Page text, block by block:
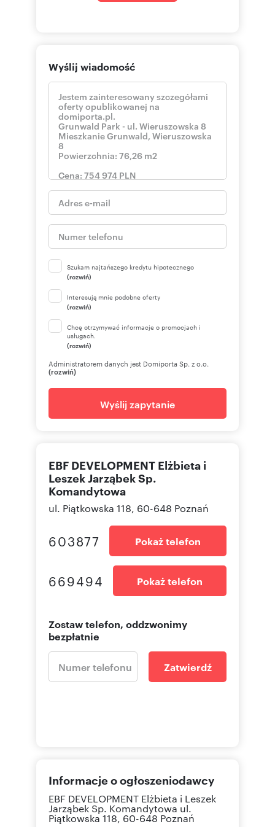
Wyślij wiadomość
Szukam najtańszego kredytu hipotecznego
(rozwiń)
Interesują mnie podobne oferty
(rozwiń)
Chcę otrzymywać informacje o promocjach i
usługach.
(rozwiń)
Administratorem danych jest Domiporta Sp. z o.o.
(rozwiń)
Wyślij zapytanie
EBF DEVELOPMENT Elżbieta i
Leszek Jarząbek Sp.
Komandytowa
ul. Piątkowska 118, 60-648 Poznań
603877 Pokaż telefon
669494 Pokaż telefon
Zostaw telefon, oddzwonimy
bezpłatnie
Zatwierdź
Informacje o ogłoszeniodawcy
EBF DEVELOPMENT Elżbieta i Leszek
Jarząbek Sp. Komandytowa ul.
Piątkowska 118, 60-648 Poznań